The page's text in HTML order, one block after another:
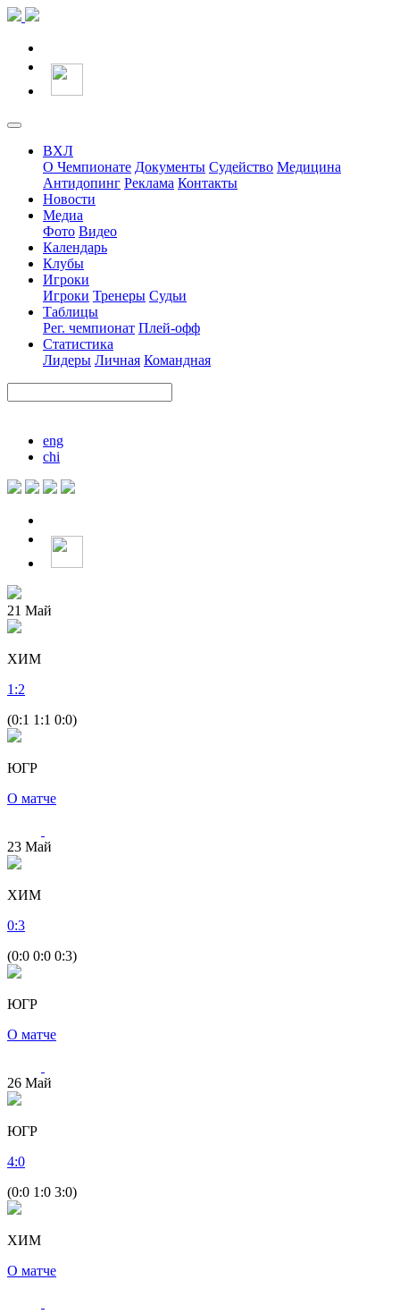
ВХЛ
О Чемпионате Документы Судейство Медицина
Антидопинг Реклама Контакты
Новости
Медиа
Фото Видео
Календарь
Клубы
Игроки
Игроки Тренеры Судьи
Таблицы
Рег. чемпионат Плей-офф
Статистика
Лидеры Личная Командная
eng
chi
21 Май
ХИМ
1 :2
(0:1 1:1 0:0)
ЮГР
О матче
23 Май
ХИМ
0:3
(0:0 0:0 0:3)
ЮГР
О матче
26 Май
ЮГР
4:0
(0:0 1:0 3:0)
ХИМ
О матче